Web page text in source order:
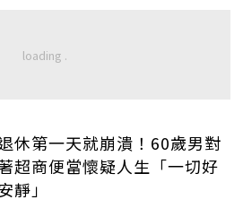
休第一天就崩潰！60歲男對
超商便當懷疑人生「一切好
靜」